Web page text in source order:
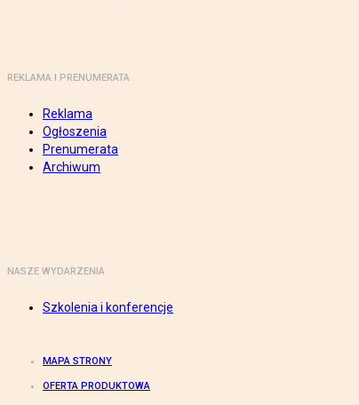
REKLAMA I PRENUMERATA
Reklama
Ogłoszenia
Prenumerata
Archiwum
NASZE WYDARZENIA
Szkolenia i konferencje
MAPA STRONY
OFERTA PRODUKTOWA